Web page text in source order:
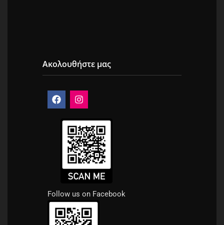
Ακολουθήστε μας
Follow us on Facebook